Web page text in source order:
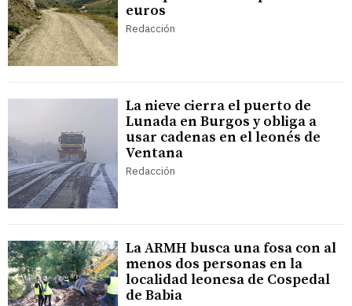
euros
Redacción
La nieve cierra el puerto de
Lunada en Burgos y obliga a
usar cadenas en el leonés de
Ventana
Redacción
La ARMH busca una fosa con al
menos dos personas en la
localidad leonesa de Cospedal
de Babia